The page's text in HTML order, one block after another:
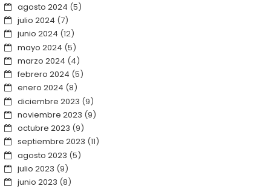
agosto 2024 (5)
julio 2024 (7)
junio 2024 (12)
mayo 2024 (5)
marzo 2024 (4)
febrero 2024 (5)
enero 2024 (8)
diciembre 2023 (9)
noviembre 2023 (9)
octubre 2023 (9)
septiembre 2023 (11)
agosto 2023 (5)
julio 2023 (9)
junio 2023 (8)